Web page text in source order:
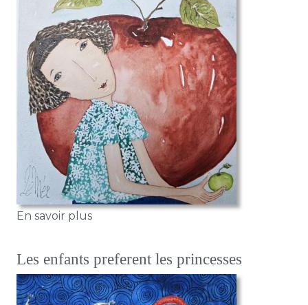
En savoir plussur A fleur de pomme
Les enfants preferent les princesses